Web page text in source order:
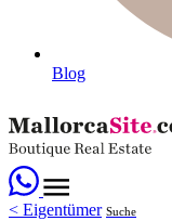
Blog
< Eigentümer Suche